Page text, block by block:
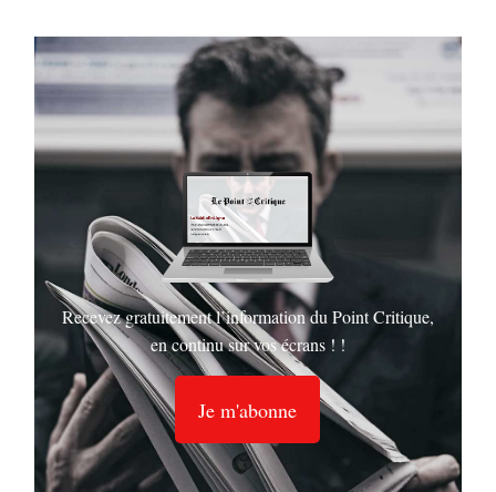
Recevez gratuitement l’information du Point Critique,
en continu sur vos écrans ! !
Je m'abonne